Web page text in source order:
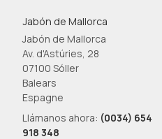
Jabón de Mallorca
Jabón de Mallorca
Av. d'Astúries, 28
07100 Sóller
Balears
Espagne
Llámanos ahora: (0034) 654
918 348